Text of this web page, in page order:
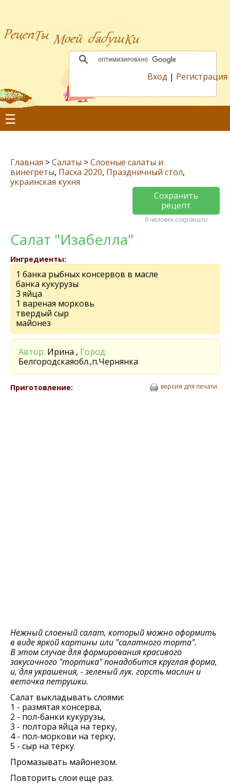
Вход | Регистрация
☰
Главная >Салаты >Слоеные салаты и
винегреты, Пасха 2020, Праздничный стол,
украинская кухня
Сохранить
рецепт
6 человек сохранили
Салат "Изабелла"
Ингредиенты:
1 банка рыбных консервов в масле
банка кукурузы
3 яйца
1 вареная морковь
твердый сыр
майонез
Автор: Ирина , Город:
Белгородскаяобл.,п.Чернянка
Приготовление: версия для печати
Нежный слоеный салат, который можно оформить
в виде яркой картины или "салатного торта".
В этом случае для формирования красивого
закусочного "тортика" понадобится круглая форма,
и, для украшения, - зеленый лук. горсть маслин и
веточка петрушки.
Салат выкладывать слоями:
1 - размятая консерва,
2 - пол-банки кукурузы,
3 - полтора яйца на терку,
4 - пол-моркови на терку,
5 - сыр на терку.
Промазывать майонезом.
Повторить слои еще раз.